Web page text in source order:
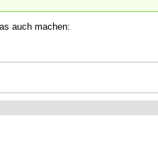
auch machen: